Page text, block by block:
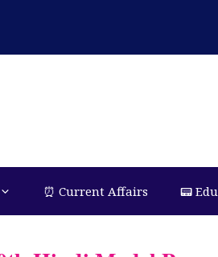
⏰ Current Affairs 📟